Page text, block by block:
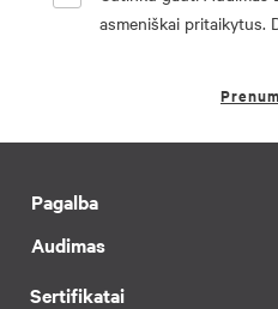
asmeniškai pritaikytus.
Pagalba
Audimas
Sertifikatai